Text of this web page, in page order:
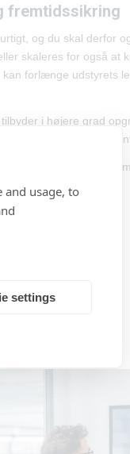
fremtidssikring
og du skal derfor
skaleres for også at
forlænge udstyrets
tilbyder i højere grad
udstyret forbliver
til forbrugerudstyr,
and usage, to
settings